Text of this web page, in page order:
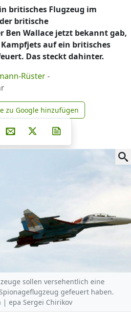
britisches Flugzeug im
britische
Ben Wallace jetzt bekannt gab,
auf ein britisches
Das steckt dahinter.
Rüster-
news.de zu Google
zu Google hinzufügen
Teilen auf Facebook
Teilen auf Whatsapp
Teilen auf Telegram
auf Pinterest
Per E-Mail teilen
Post auf X
sollen versehentlich eine
gefeuert haben.
epa Sergei Chirikov